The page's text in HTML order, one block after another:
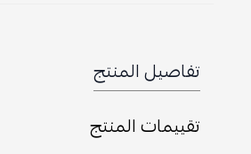
تفاصيل المنتج
تقييمات المنتج